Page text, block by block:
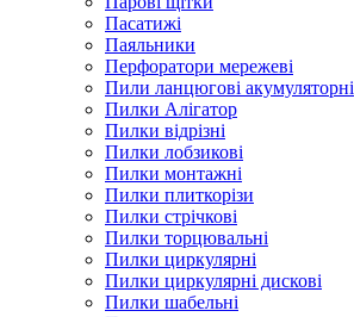
Пасатижі
Паяльники
Перфоратори мережеві
Пили ланцюгові акумуляторні
Пилки Алігатор
Пилки відрізні
Пилки лобзикові
Пилки монтажні
Пилки плиткорізи
Пилки стрічкові
Пилки торцювальні
Пилки циркулярні
Пилки циркулярні дискові
Пилки шабельні